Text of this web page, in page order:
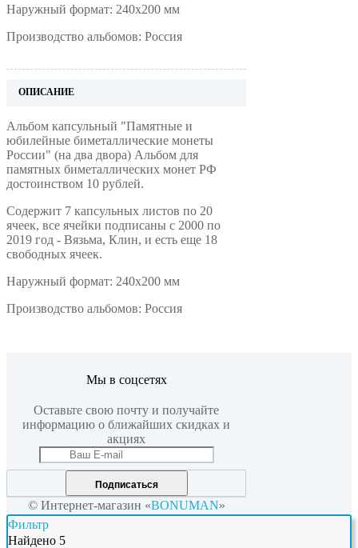
Наружный формат: 240x200 мм
Производство альбомов: Россия
ОПИСАНИЕ
Альбом капсульный "Памятные и
юбилейные биметаллические монеты
России" (на два двора) Альбом для
памятных биметаллических монет РФ
достоинством 10 рублей.
Содержит 7 капсульных листов по 20
ячеек, все ячейки подписаны с 2000 по
2019 год - Вязьма, Клин, и есть еще 18
свободных ячеек.
Наружный формат: 240x200 мм
Производство альбомов: Россия
Мы в соцсетях
Оставьте свою почту и получайте
информацию о ближайших скидках и
акциях
Подписаться
© Интернет-магазин «BONUMAN»
Фильтр
Найдено 5